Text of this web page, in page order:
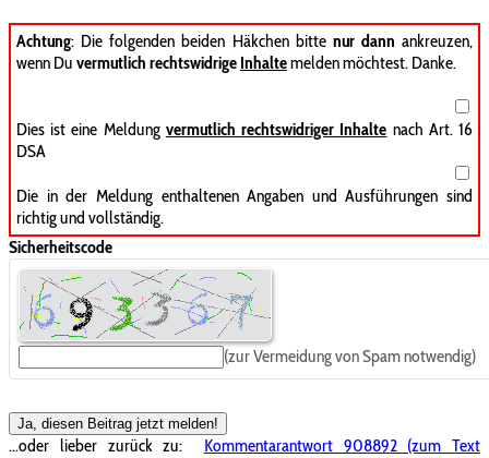
Achtung: Die folgenden beiden Häkchen bitte nur dann ankreuzen,
wenn Du vermutlich rechtswidrige Inhaltemelden möchtest. Danke.
Dies ist eine Meldung vermutlich rechtswidriger Inhalte nach Art. 16
DSA
Die in der Meldung enthaltenen Angaben und Ausführungen sind
richtig und vollständig.
Sicherheitscode
(zur Vermeidung von Spam notwendig)
Ja, diesen Beitrag jetzt melden!
...oder lieber zurück zu:
Kommentarantwort 908892 (zum Text